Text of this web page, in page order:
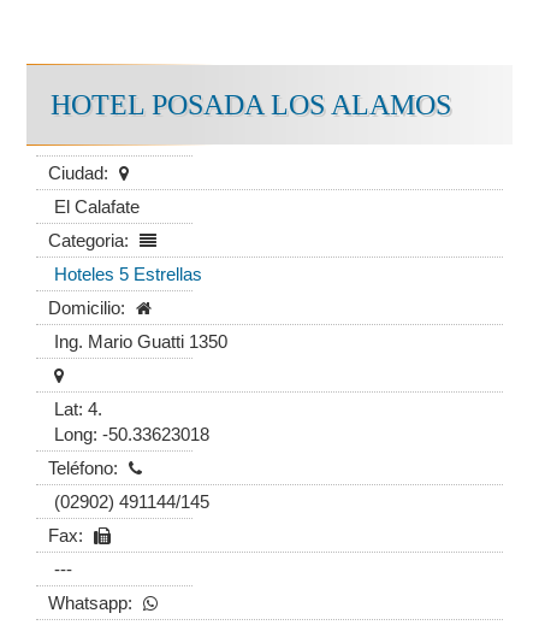
HOTEL POSADA LOS ALAMOS
Ciudad:
El Calafate
Categoria:
Hoteles 5 Estrellas
Domicilio:
Ing. Mario Guatti 1350
Lat: 4.
Long: -50.33623018
Teléfono:
(02902) 491144/145
Fax:
---
Whatsapp: